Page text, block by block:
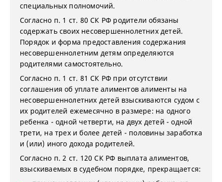
специальных полномочий.
Согласно п. 1 ст. 80 СК РФ родители обязаны
содержать своих несовершеннолетних детей.
Порядок и форма предоставления содержания
несовершеннолетним детям определяются
родителями самостоятельно.
Согласно п. 1 ст. 81 СК РФ при отсутствии
соглашения об уплате алиментов алименты на
несовершеннолетних детей взыскиваются судом с
их родителей ежемесячно в размере: на одного
ребенка - одной четверти, на двух детей - одной
трети, на трех и более детей - половины заработка
и (или) иного дохода родителей.
Согласно п. 2 ст. 120 СК РФ выплата алиментов,
взыскиваемых в судебном порядке, прекращается: